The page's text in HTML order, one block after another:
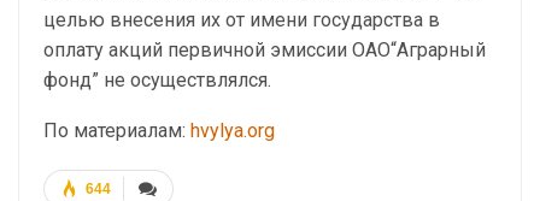
целью внесения их от имени государства в
оплату акций первичной эмиссии ОАО“Аграрный
фонд” не осуществлялся.
По материалам: hvylya.org
644